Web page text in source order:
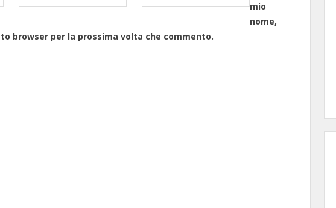
mio
nome,
browser per la prossima volta che commento.